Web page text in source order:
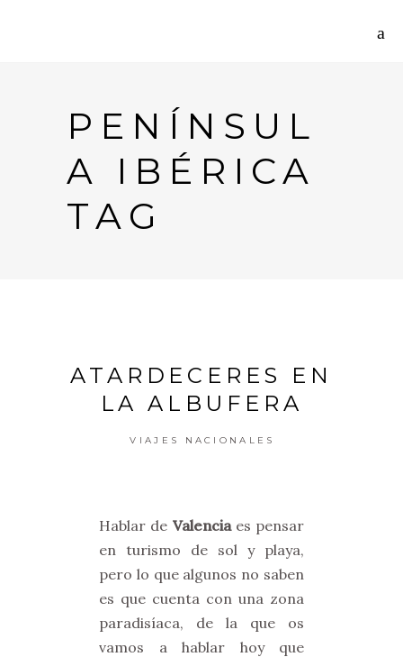
PENÍNSUL
A IBÉRICA
TAG
ATARDECERES EN
LA ALBUFERA
VIAJES NACIONALES
Hablar de Valenciaes pensar
en turismo de sol y playa,
pero lo que algunos no saben
es que cuenta con una zona
paradisíaca, de la que os
vamos a hablar hoy que